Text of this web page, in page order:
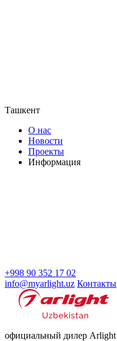
Ташкент
О нас
Новости
Проекты
Информация
+998 90 352 17 02
info@myarlight.uz Контакты
официальный дилер Arlight